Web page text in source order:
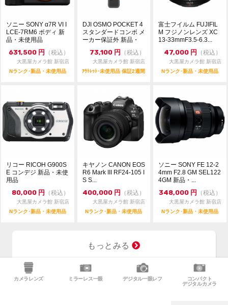
ソニー SONY α7R VI I
LCE-7RM6 ボディ 新
品・未使用品
631,500 円 （税込）
大黒屋カメラ館 新宿店
Nランク･新品・未使用品
DJI OSMO POCKET 4
スタンダードコンボ メ
ーカー保証外 新品・
73,100 円 （税込）
大黒屋カメラ館 新宿店
ｱｳﾄﾚｯﾄ･未使用品 保証2週間
富士フイルム FUJIFIL
M フジノンレンズ XC
13-33mmF3.5-6.3...
47,000 円 （税込）
大黒屋カメラ館 新宿店
Nランク･新品・未使用品
リコー RICOH G900S
E コンデジ 新品・未使
用品
80,000 円 （税込）
大黒屋カメラ館 新宿店
Nランク･新品・未使用品
キヤノン CANON EOS
R6 Mark III RF24-105 I
S S...
400,000 円 （税込）
大黒屋カメラ館 新宿店
Nランク･新品・未使用品
ソニー SONY FE 12-2
4mm F2.8 GM SEL122
4GM 新品・...
348,000 円 （税込）
大黒屋カメラ館 新宿店
Nランク･新品・未使用品
もっとみる
カメラレンズ ミラーレス一眼 デジタル一眼レフ
コンパクト
デジタルカメラ